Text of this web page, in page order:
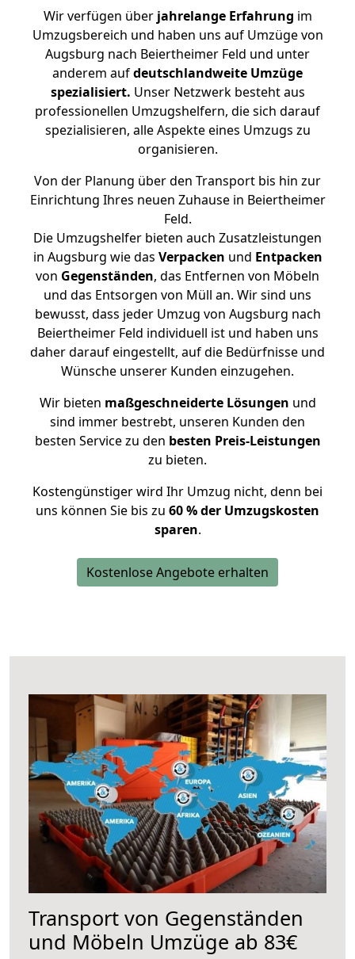
Wir verfügen überjahrelange Erfahrung im
Umzugsbereich und haben uns auf Umzüge von
Augsburg nach Beiertheimer Feld und unter
anderem aufdeutschlandweite Umzüge
spezialisiert. Unser Netzwerk besteht aus
professionellen Umzugshelfern, die sich darauf
spezialisieren, alle Aspekte eines Umzugs zu
organisieren.
Von der Planung über den Transport bis hin zur
Einrichtung Ihres neuen Zuhause in Beiertheimer
Feld.
Die Umzugshelfer bieten auch Zusatzleistungen
in Augsburg wie das Verpacken und Entpacken
von Gegenständen, das Entfernen von Möbeln
und das Entsorgen von Müll an. Wir sind uns
bewusst, dass jeder Umzug von Augsburg nach
Beiertheimer Feld individuell ist und haben uns
daher darauf eingestellt, auf die Bedürfnisse und
Wünsche unserer Kunden einzugehen.
Wir bieten maßgeschneiderte Lösungen und
sind immer bestrebt, unseren Kunden den
besten Service zu den besten Preis-Leistungen
zu bieten.
Kostengünstiger wird Ihr Umzug nicht, denn bei
uns können Sie bis zu 60 % der Umzugskosten
sparen.
Kostenlose Angebote erhalten
Transport von Gegenständen
und Möbeln Umzüge ab 83€